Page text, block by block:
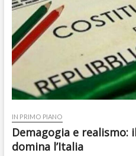
IN PRIMO PIANO
Demagogia e realismo:
domina l’Italia